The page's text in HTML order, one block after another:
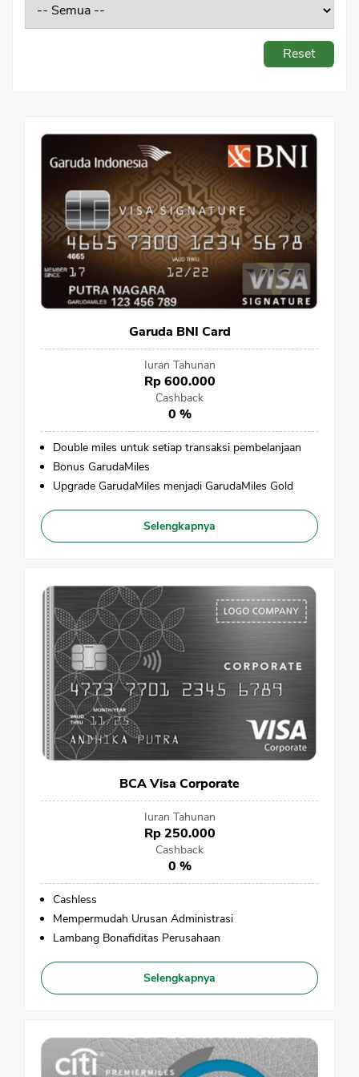
Sekuritas Saham
Exchange
Asuransi
Asuransi Jiwa
Asuransi Kesehatan
Asuransi Syariah
Reset
Garuda BNI Card
Iuran Tahunan
Rp 600.000
Cashback
0 %
Double miles untuk setiap transaksi pembelanjaan
Bonus GarudaMiles
Upgrade GarudaMiles menjadi GarudaMiles Gold
Selengkapnya
BCA Visa Corporate
Iuran Tahunan
Rp 250.000
Cashback
0 %
Cashless
Mempermudah Urusan Administrasi
Lambang Bonafiditas Perusahaan
Selengkapnya